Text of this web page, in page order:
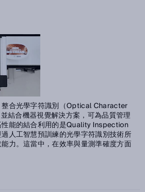
合光學字符識別（Optical Character
結合機器視覺解決方案，可為品質管理
能的結合利用的是Quality Inspection
人工智慧預訓練的光學字符識別技術所
力。這當中，在效率與量測準確度方面